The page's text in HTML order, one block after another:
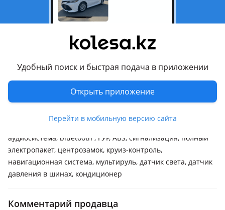
Удобный поиск и быстрая подача в приложении
Открыть приложение
Перейти в мобильную версию сайта
Объем двигателя, л
Коробка передач
Передний привод
Цвет
черный металлик
Растаможен в Казахстане
тонировка, ветровики , линзованная оптика, дневные
ходовые огни, противотуманки, обогрев зеркал , велюр ,
аудиосистема, bluetooth , ГУР, ABS, сигнализация, полный
электропакет, центрозамок, круиз-контроль,
навигационная система, мультируль, датчик света, датчик
давления в шинах, кондиционер
Комментарий продавца